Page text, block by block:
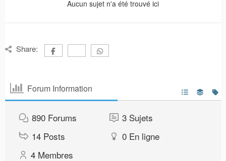
Aucun sujet n'a été trouvé ici
Share:
Forum Information
890 Forums 3 Sujets
14 Posts 0 En ligne
4 Membres